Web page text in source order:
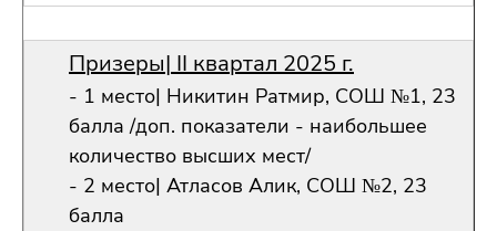
Призеры| II квартал 2025 г.
- 1 место| Никитин Ратмир, СОШ №1, 23
балла /доп. показатели - наибольшее
количество высших мест/
- 2 место| Атласов Алик, СОШ №2, 23
балла